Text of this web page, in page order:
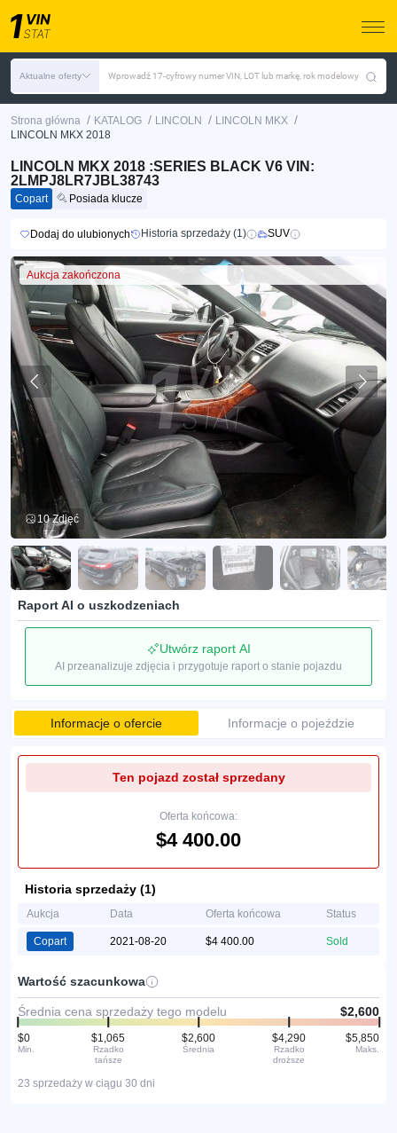
Aktualne oferty Wprowadź 17-cyfrowy numer VIN, LOT lub markę, rok modelowy
Strona główna / KATALOG / LINCOLN / LINCOLN MKX /
LINCOLN MKX 2018
LINCOLN MKX 2018 :SERIES BLACK V6 VIN:
2LMPJ8LR7JBL38743
Copart Posiada klucze
Dodaj do ulubionych Historia sprzedaży (1) SUV
Aukcja zakończona
10 Zdjęć
Raport AI o uszkodzeniach
Utwórz raport AI
AI przeanalizuje zdjęcia i przygotuje raport o stanie pojazdu
Informacje o ofercie Informacje o pojeździe
Ten pojazd został sprzedany
Oferta końcowa:
$4 400.00
Historia sprzedaży (1)
Aukcja Data Oferta końcowa Status
Copart 2021-08-20 $4 400.00 Sold
Wartość szacunkowa
Średnia cena sprzedaży tego modelu $2,600
$0
Min.
$1,065
Rzadko
tańsze
$2,600
Średnia
$4,290
Rzadko
droższe
$5,850
Maks.
23 sprzedaży w ciągu 30 dni